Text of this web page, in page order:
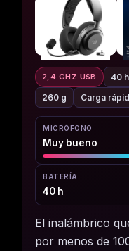
2,4 GHZ USB 40
260 g
Carga
MICRÓFONO
Muy bueno
BATERÍA
40 h
El inalámbrico
por menos de